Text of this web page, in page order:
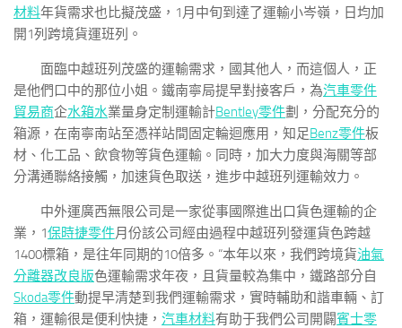
材料年貨需求也比擬茂盛，1月中旬到達了運輸小岑嶺，日均加
開1列跨境貨運班列。
面臨中越班列茂盛的運輸需求，國其他人，而這個人，正
是他們口中的那位小姐。鐵南寧局提早對接客戶，為汽車零件
貿易商企水箱水業量身定制運輸計Bentley零件劃，分配充分的
箱源，在南寧南站至憑祥站間固定輪迴應用，知足Benz零件板
材、化工品、飲食物等貨色運輸。同時，加大力度與海關等部
分溝通聯絡接觸，加速貨色取送，進步中越班列運輸效力。
中外運廣西無限公司是一家從事國際進出口貨色運輸的企
業，1保時捷零件月份該公司經由過程中越班列發運貨色跨越
1400標箱，是往年同期的10倍多。“本年以來，我們跨境貨油氣
分離器改良版色運輸需求年夜，且貨量較為集中，鐵路部分自
Skoda零件動提早清楚到我們運輸需求，實時輔助和諧車輛、訂
箱，運輸很是便利快捷， 汽車材料有助于我們公司開闢賓士零